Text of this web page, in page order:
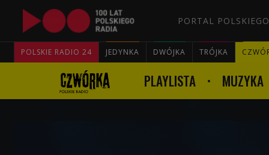
PORTAL
POLSKIE RADIO 24 JEDYNKA DWÓJKA TRÓJKA
PLAYLISTA MUZYKA